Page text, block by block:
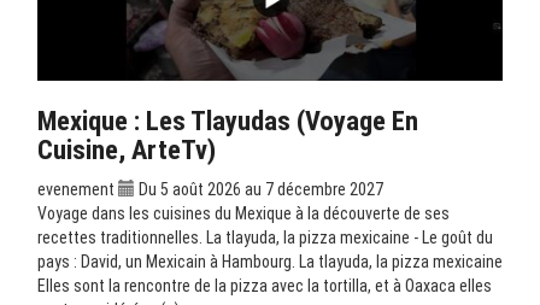
Mexique : Les Tlayudas (Voyage En
Cuisine, ArteTv)
evenement
Du 5 août 2026 au 7 décembre 2027
Voyage dans les cuisines du Mexique à la découverte de ses
recettes traditionnelles. La tlayuda, la pizza mexicaine - Le goût du
pays : David, un Mexicain à Hambourg. La tlayuda, la pizza mexicaine
Elles sont la rencontre de la pizza avec la tortilla, et à Oaxaca elles